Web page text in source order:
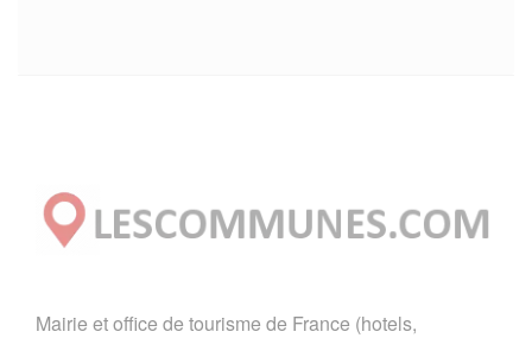
Mairie et office de tourisme de France (hotels,